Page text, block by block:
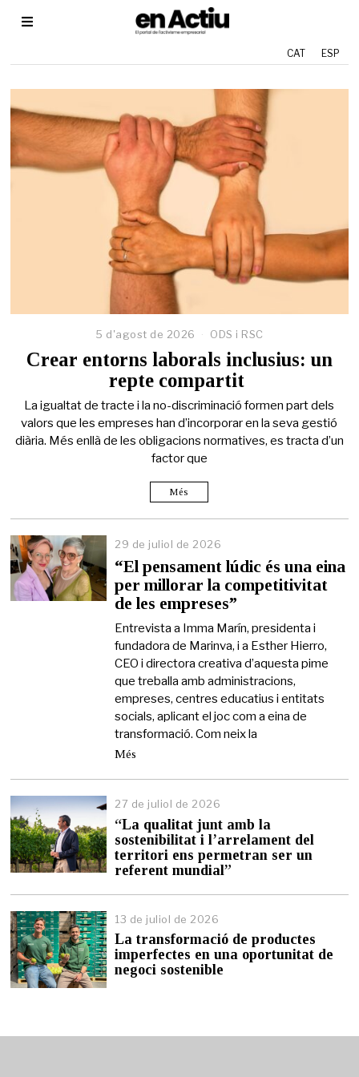
CAT ESP
5 d'agost de 2026
2
d
e
j
u
l
l
0
6
ODS i RSC
Crear entorns laborals inclusius: un
repte compartit
La igualtat de tracte i la no-discriminació formen part dels
valors que les empreses han d’incorporar en la seva gestió
diària. Més enllà de les obligacions normatives, es tracta d’un
factor que
Més
29 de juliol de 2026
“El pensament lúdic és una eina
per millorar la competitivitat
de les empreses”
Entrevista a Imma Marín, presidenta i
fundadora de Marinva, i a Esther Hierro,
CEO i directora creativa d’aquesta pime
que treballa amb administracions,
empreses, centres educatius i entitats
socials, aplicant el joc com a eina de
transformació. Com neix la
Més
27 de juliol de 2026
7
d
e
j
u
l
d
e
2
“La qualitat junt amb la
sostenibilitat i l’arrelament del
territori ens permetran ser un
referent mundial”
13 de juliol de 2026
3
d
e
j
o
La transformació de productes
imperfectes en una oportunitat de
negoci sostenible